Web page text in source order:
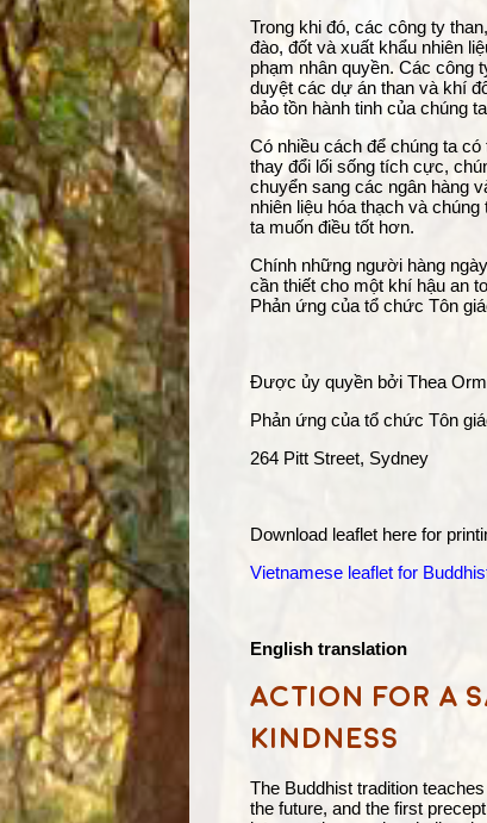
Trong khi đó, các công ty
đào, đốt và xuất khẩu nhiên
phạm nhân quyền. Các công
duyệt các dự án than và khí
bảo tồn hành tinh của chúng
Có nhiều cách để chúng ta
thay đổi lối sống tích cực,
chuyển sang các ngân hàng
nhiên liệu hóa thạch và
ta muốn điều tốt hơn.
Chính những người hàng
cần thiết cho một khí hậu an
Phản ứng của tổ chức Tôn
Được ủy quyền bởi Thea
Phản ứng của tổ chức Tôn
264 Pitt Street, Sydney
Download leaflet here for
Vietnamese leaflet for
English translation
Action for a
kindness
The Buddhist tradition
the future, and the first